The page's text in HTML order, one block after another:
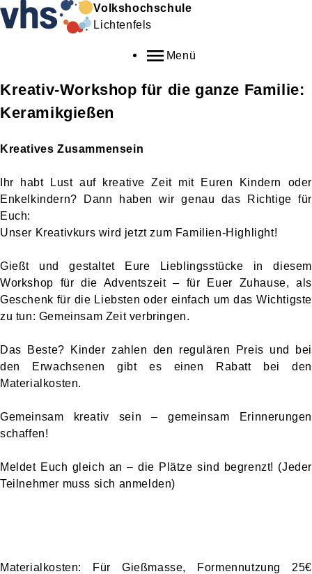
Volkshochschule
Lichtenfels
Menü
Kreativ-Workshop für die ganze Familie:
Keramikgießen
Kreatives Zusammensein
Ihr habt Lust auf kreative Zeit mit Euren Kindern oder
Enkelkindern? Dann haben wir genau das Richtige für
Euch:
Unser Kreativkurs wird jetzt zum Familien-Highlight!
Gießt und gestaltet Eure Lieblingsstücke in diesem
Workshop für die Adventszeit – für Euer Zuhause, als
Geschenk für die Liebsten oder einfach um das Wichtigste
zu tun: Gemeinsam Zeit verbringen.
Das Beste? Kinder zahlen den regulären Preis und bei
den Erwachsenen gibt es einen Rabatt bei den
Materialkosten.
Gemeinsam kreativ sein – gemeinsam Erinnerungen
schaffen!
Meldet Euch gleich an – die Plätze sind begrenzt! (Jeder
Teilnehmer muss sich anmelden)
Materialkosten: Für Gießmasse, Formennutzung 25€